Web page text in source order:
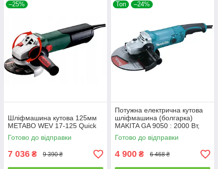
–25%
Шліфмашина кутова 125мм
METABO WEV 17-125 Quick
Готово до відправки
7 036 ₴ 9 390 ₴
Топ –24%
Потужна електрична кутова
шліфмашина (болгарка)
MAKITA GA 9050 : 2000 Вт,
230мм, 6600 об/хв
Готово до відправки
4 900 ₴ 6 468 ₴